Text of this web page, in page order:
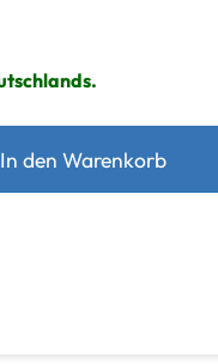
In den Warenkorb